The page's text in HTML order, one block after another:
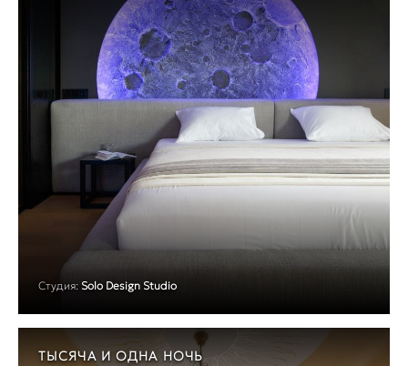
Студия: Solo Design Studio
ТЫСЯЧА И ОДНА НОЧЬ